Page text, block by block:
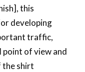
this
developing
traffic,
point of view and
shirt